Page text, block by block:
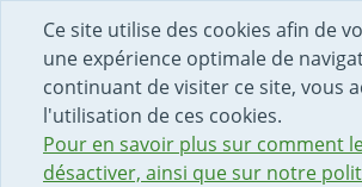
Ce site utilise des cookies afin de
une expérience optimale de
continuant de visiter ce site, vous
l'utilisation de ces cookies.
Pour en savoir plus sur comment
désactiver, ainsi que sur notre
DÉBUT DU CONTENU DE LA PAGE
ACCÈS AU CHAMP DE RECHERCHE
PAGE D'ACCUEIL
FORMULAIRE DE CONTACT